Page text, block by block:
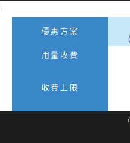
優惠方案
用量收費
收費上限